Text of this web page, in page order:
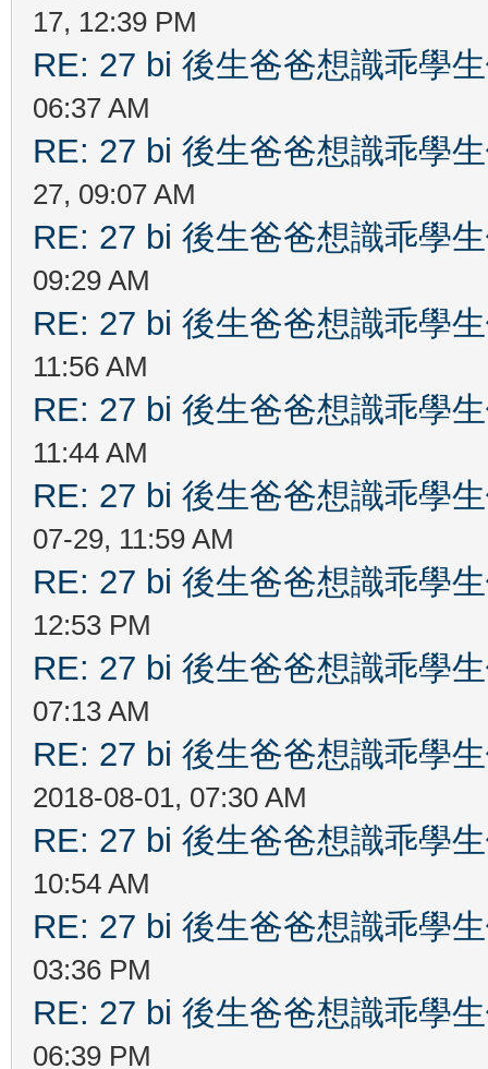
17, 12:39 PM
RE: 27 bi 後生爸爸想識乖學
06:37 AM
RE: 27 bi 後生爸爸想識乖學
27, 09:07 AM
RE: 27 bi 後生爸爸想識乖學
09:29 AM
RE: 27 bi 後生爸爸想識乖學
11:56 AM
RE: 27 bi 後生爸爸想識乖學
11:44 AM
RE: 27 bi 後生爸爸想識乖學
07-29, 11:59 AM
RE: 27 bi 後生爸爸想識乖學
12:53 PM
RE: 27 bi 後生爸爸想識乖學
07:13 AM
RE: 27 bi 後生爸爸想識乖學
2018-08-01, 07:30 AM
RE: 27 bi 後生爸爸想識乖學
10:54 AM
RE: 27 bi 後生爸爸想識乖學
03:36 PM
RE: 27 bi 後生爸爸想識乖學
06:39 PM